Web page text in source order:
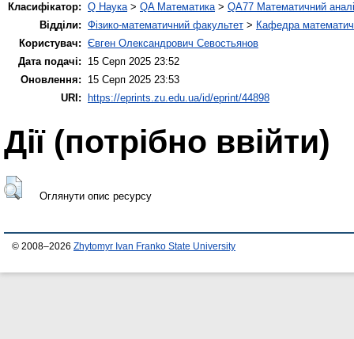
Класифікатор: Q Наука> QA Математика> QA77 Математичний
Відділи: Фізико-математичний факультет > Кафедра
Користувач: Євген Олександрович Севостьянов
Дата подачі:
15 Серп 2025 23:52
Оновлення:
15 Серп 2025 23:53
URI:
https://eprints.zu.edu.ua/id/eprint/44898
Дії ​​(потрібно ввійти)
Оглянути опис ресурсу
© 2008–2026 Zhytomyr Ivan Franko State University